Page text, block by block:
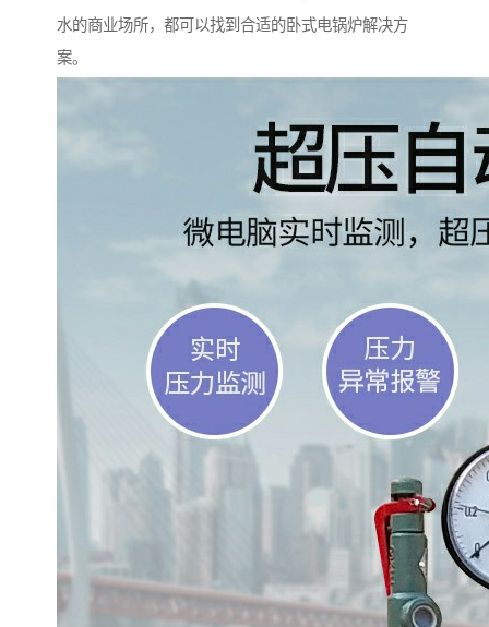
水的商业场所，都可以找到合适的卧式电锅炉解决方
案。